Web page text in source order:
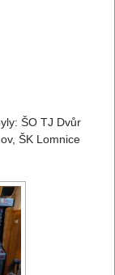
ŠO TJ Dvůr
ŠK Lomnice